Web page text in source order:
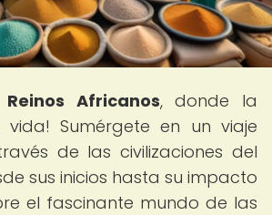
Reinos Africanos, donde la
Sumérgete en un viaje
de las civilizaciones del
sus inicios hasta su impacto
el fascinante mundo de las